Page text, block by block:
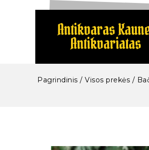
Pagrindinis / Visos prekės /